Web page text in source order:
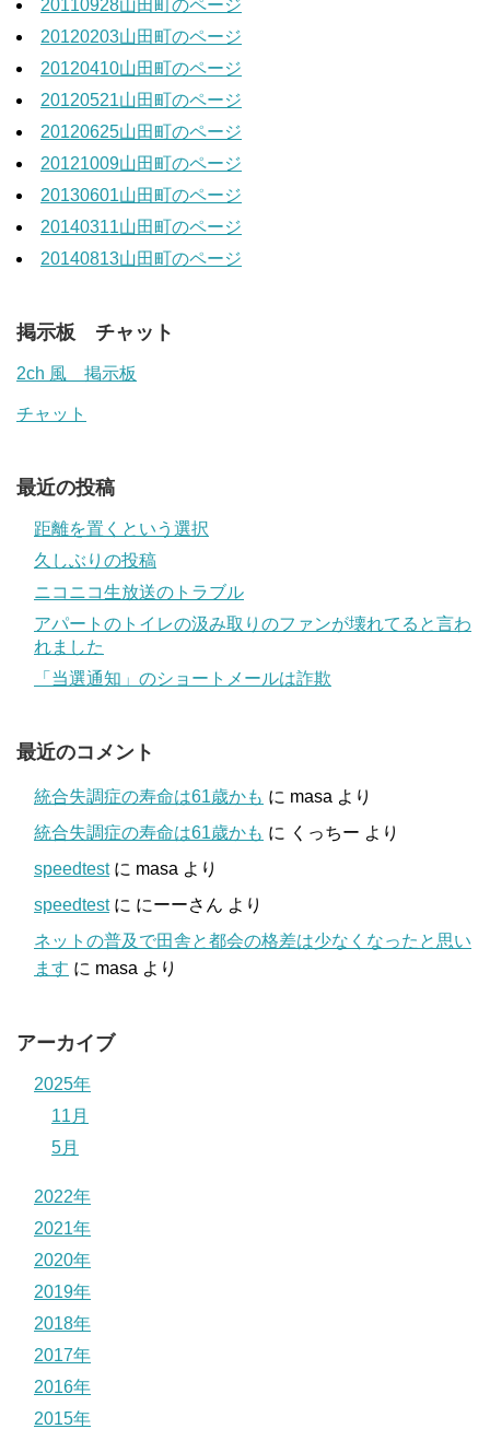
20110928山田町のページ
20120203山田町のページ
20120410山田町のページ
20120521山田町のページ
20120625山田町のページ
20121009山田町のページ
20130601山田町のページ
20140311山田町のページ
20140813山田町のページ
掲示板 チャット
2ch 風 掲示板
チャット
最近の投稿
距離を置くという選択
久しぶりの投稿
ニコニコ生放送のトラブル
アパートのトイレの汲み取りのファンが壊れてると言わ
れました
「当選通知」のショートメールは詐欺
最近のコメント
統合失調症の寿命は61歳かも に masa より
統合失調症の寿命は61歳かも に くっちー より
speedtestに masa より
speedtestに にーーさん より
ネットの普及で田舎と都会の格差は少なくなったと思い
ます に masa より
アーカイブ
2025年
11月
5月
2022年
2021年
2020年
2019年
2018年
2017年
2016年
2015年